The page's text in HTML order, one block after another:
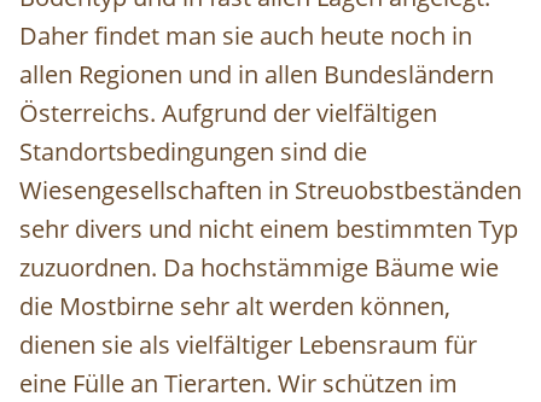
Daher findet man sie auch heute noch in
allen Regionen und in allen Bundesländern
Österreichs. Aufgrund der vielfältigen
Standortsbedingungen sind die
Wiesengesellschaften in Streuobstbeständen
sehr divers und nicht einem bestimmten Typ
zuzuordnen. Da hochstämmige Bäume wie
die Mostbirne sehr alt werden können,
dienen sie als vielfältiger Lebensraum für
eine Fülle an Tierarten. Wir schützen im